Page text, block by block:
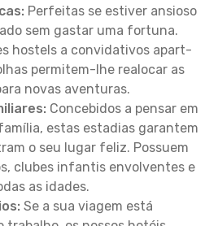
Perfeitas se estiver ansioso
sem gastar uma fortuna.
hostels a convidativos apart-
permitem-lhe realocar as
novas aventuras.
Concebidos a pensar em
estas estadias garantem
o seu lugar feliz. Possuem
clubes infantis envolventes e
as idades.
Se a sua viagem está